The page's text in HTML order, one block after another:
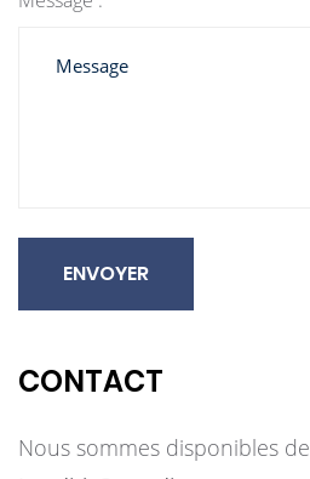
ENVOYER
CONTACT
Nous sommes disponibles de